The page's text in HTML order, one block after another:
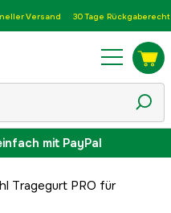
Versand 30 Tage Rückgaberecht
mit PayPal
Tragegurt PRO für